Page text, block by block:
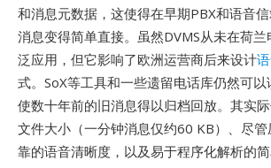
和消息元数据，这使得在早期PBX和语音
消息变得简单直接。虽然DVMS从未在荷
泛应用，但它影响了欧洲运营商后来设计
式。SoX等工具和一些遗留电话库仍然可以
使数十年前的旧消息得以归档回放。其实
文件大小（一分钟消息仅约60 KB）、尽
靠的语音清晰度，以及易于程序化解析的简